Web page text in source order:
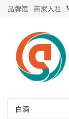
品牌馆 商家入驻